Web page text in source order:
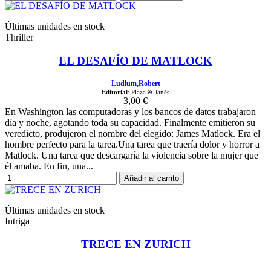
Últimas unidades en stock
Thriller
EL DESAFÍO DE MATLOCK
Ludlum,Robert
Editorial: Plaza & Janés
3,00 €
En Washington las computadoras y los bancos de datos trabajaron
día y noche, agotando toda su capacidad. Finalmente emitieron su
veredicto, produjeron el nombre del elegido: James Matlock. Era el
hombre perfecto para la tarea.Una tarea que traería dolor y horror a
Matlock. Una tarea que descargaría la violencia sobre la mujer que
él amaba. En fin, una...
Añadir al carrito
Últimas unidades en stock
Intriga
TRECE EN ZURICH